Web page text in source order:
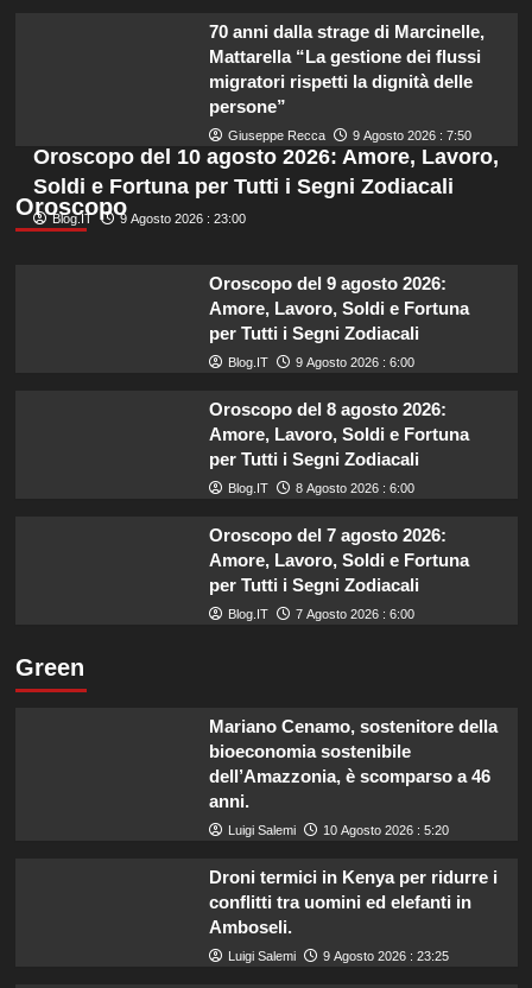
70 anni dalla strage di Marcinelle,
Mattarella “La gestione dei flussi
migratori rispetti la dignità delle
persone”
Giuseppe Recca 9 Agosto 2026 : 7:50
Oroscopo
Oroscopo del 10 agosto 2026: Amore, Lavoro,
Soldi e Fortuna per Tutti i Segni Zodiacali
Blog.IT 9 Agosto 2026 : 23:00
Oroscopo del 9 agosto 2026:
Amore, Lavoro, Soldi e Fortuna
per Tutti i Segni Zodiacali
Blog.IT 9 Agosto 2026 : 6:00
Oroscopo del 8 agosto 2026:
Amore, Lavoro, Soldi e Fortuna
per Tutti i Segni Zodiacali
Blog.IT 8 Agosto 2026 : 6:00
Oroscopo del 7 agosto 2026:
Amore, Lavoro, Soldi e Fortuna
per Tutti i Segni Zodiacali
Blog.IT 7 Agosto 2026 : 6:00
Green
Mariano Cenamo, sostenitore della
bioeconomia sostenibile
dell’Amazzonia, è scomparso a 46
anni.
Luigi Salemi 10 Agosto 2026 : 5:20
Droni termici in Kenya per ridurre i
conflitti tra uomini ed elefanti in
Amboseli.
Luigi Salemi 9 Agosto 2026 : 23:25